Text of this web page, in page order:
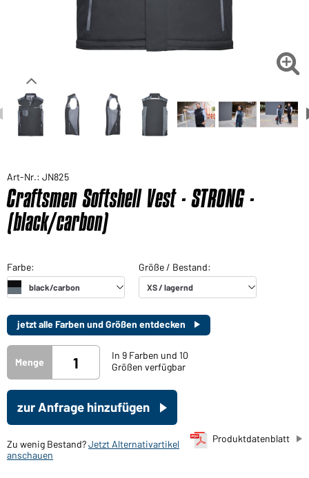

Art-Nr.: JN825
Craftsmen Softshell Vest - STRONG -
(black/carbon)
jetzt alle Farben und Größen entdecken
Menge
In 9 Farben und 10
Größen verfügbar
zur Anfrage hinzufügen
Produktdatenblatt
Zu wenig Bestand?Jetzt Alternativartikel
anschauen